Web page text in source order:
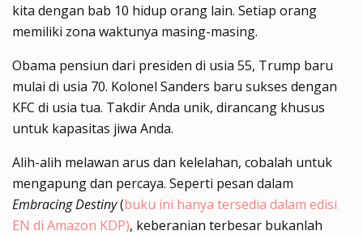
kita dengan bab 10 hidup orang lain. Setiap orang
memiliki zona waktunya masing-masing.
Obama pensiun dari presiden di usia 55, Trump baru
mulai di usia 70. Kolonel Sanders baru sukses dengan
KFC di usia tua. Takdir Anda unik, dirancang khusus
untuk kapasitas jiwa Anda.
Alih-alih melawan arus dan kelelahan, cobalah untuk
mengapung dan percaya. Seperti pesan dalam
Embracing Destiny(buku ini hanya tersedia dalam edisi
EN di Amazon KDP), keberanian terbesar bukanlah